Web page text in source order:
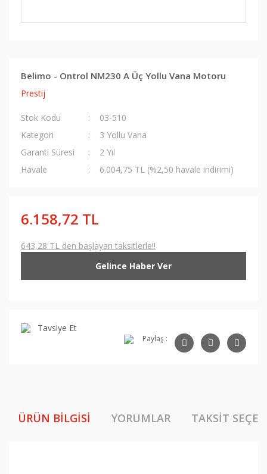
Belimo - Ontrol NM230 A Üç Yollu Vana Motoru
Prestij
Stok Kodu
03-510
Kategori
3 Yollu Vana
Garanti Süresi
2 Yıl
Havale
6.004,75 TL (%2,50 havale indirimi)
6.158,72 TL
643,28 TL den başlayan taksitlerle!!
Gelince Haber Ver
Tavsiye Et
Paylaş :
ÜRÜN BILGISI YORUMLAR TAKSIT